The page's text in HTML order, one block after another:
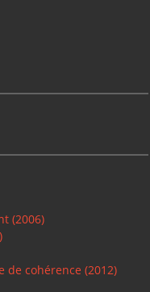
(2006)
de cohérence (2012)